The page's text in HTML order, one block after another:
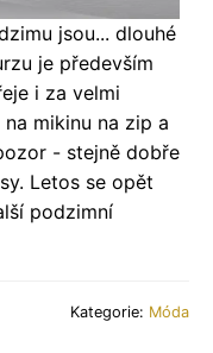
jsou... dlouhé
je především
i za velmi
mikinu na zip a
- stejně dobře
Letos se opět
podzimní
Kategorie: Móda